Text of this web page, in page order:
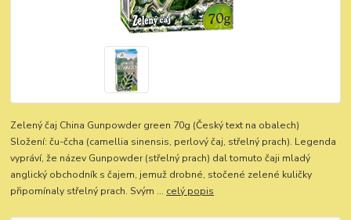
Zelený čaj China Gunpowder green 70g (Český text na obalech)
Složení: ču-čcha (camellia sinensis, perlový čaj, střelný prach). Legenda
vypráví, že název Gunpowder (střelný prach) dal tomuto čaji mladý
anglický obchodník s čajem, jemuž drobné, stočené zelené kuličky
připomínaly střelný prach. Svým ... celý popis